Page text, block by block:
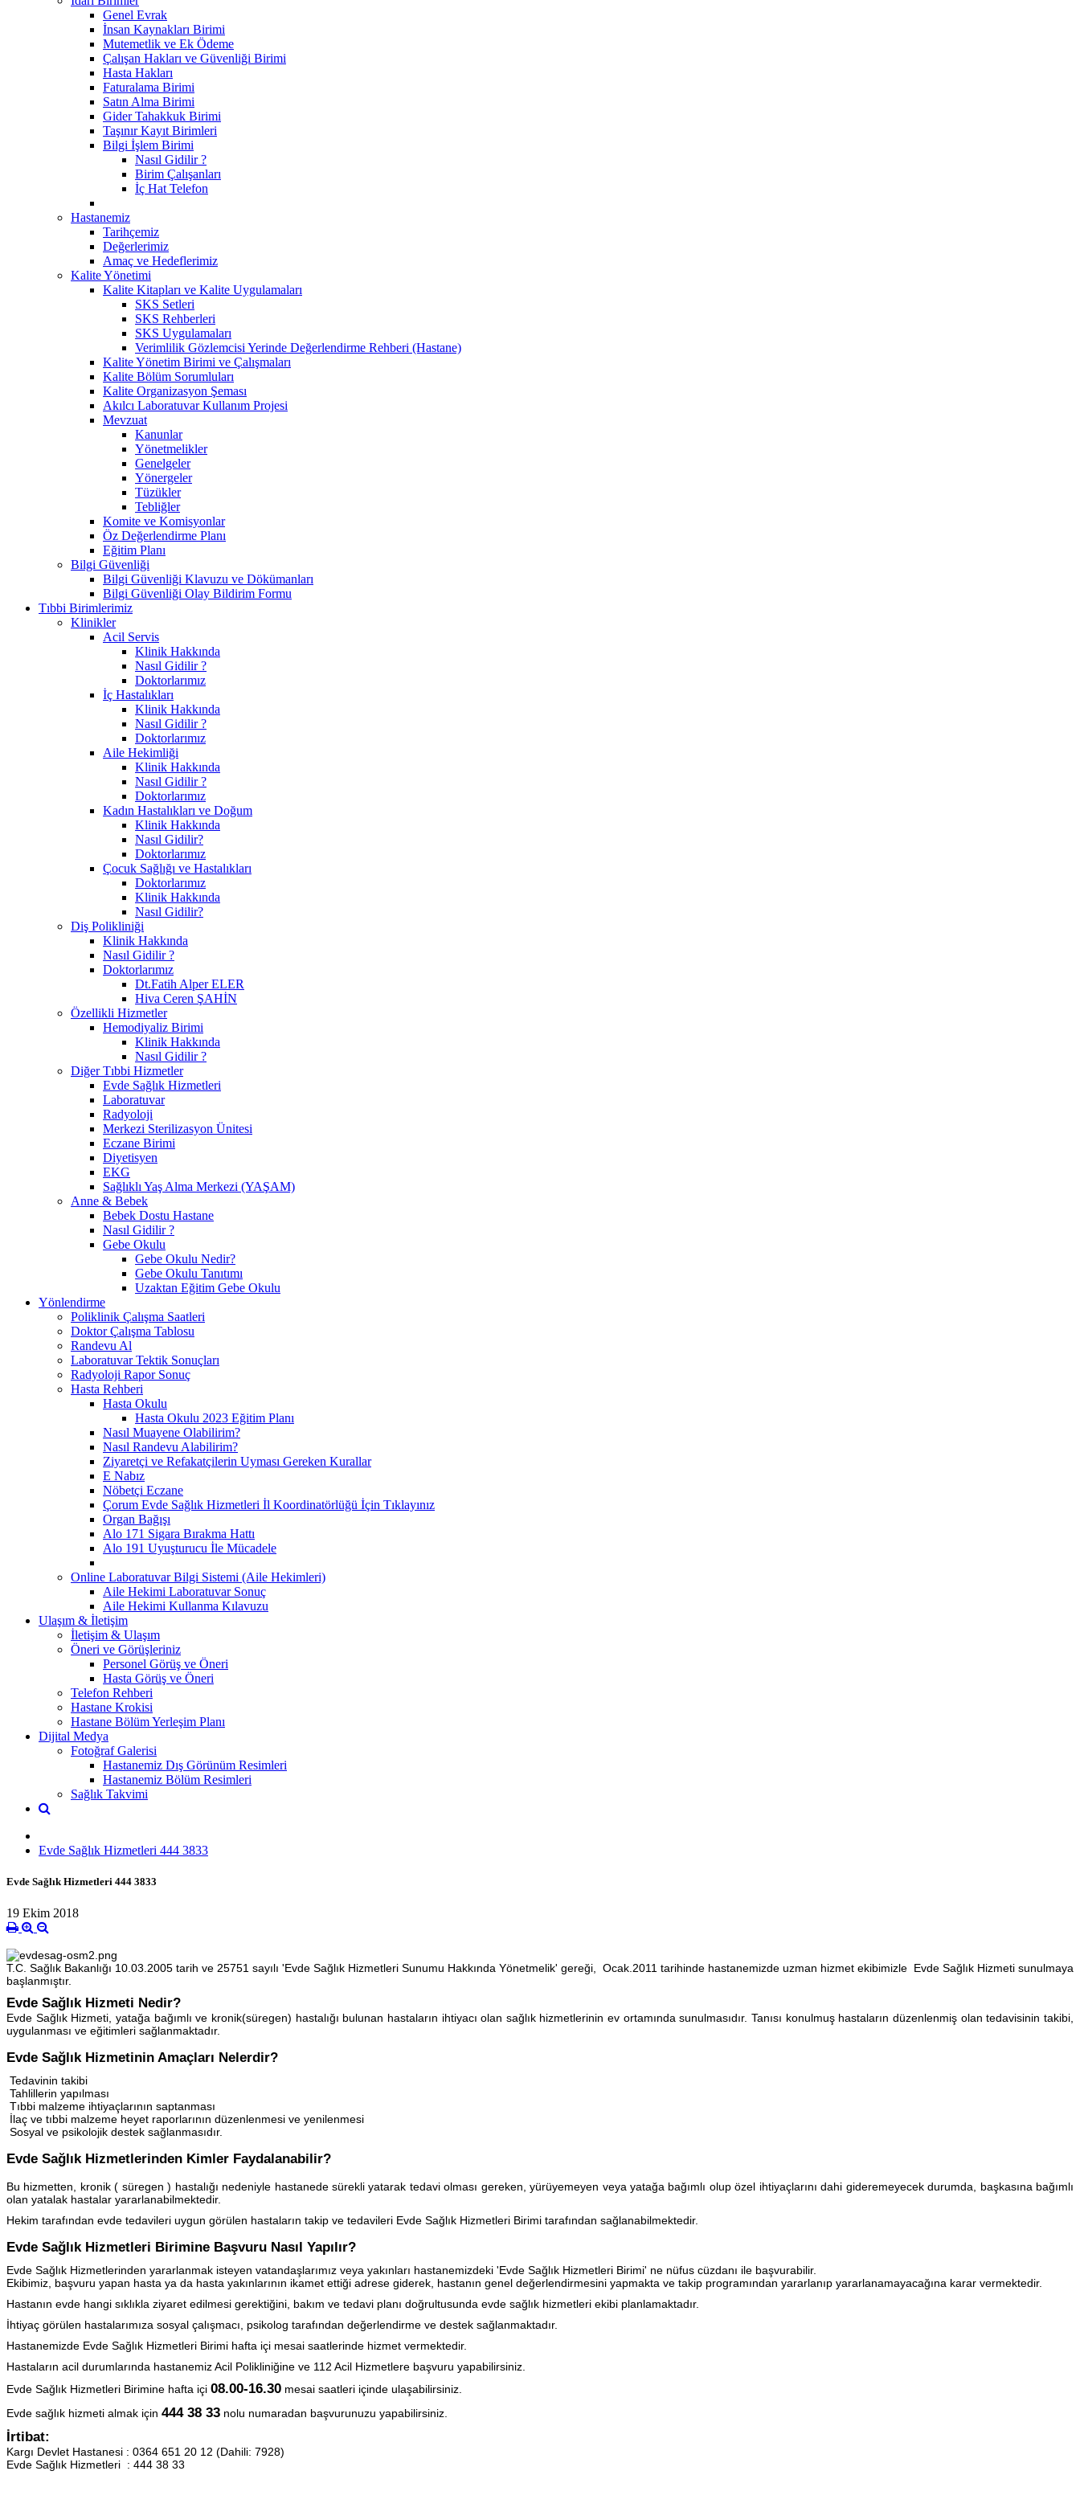
Genel Evrak
İnsan Kaynakları Birimi
Mutemetlik ve Ek Ödeme
Çalışan Hakları ve Güvenliği Birimi
Hasta Hakları
Faturalama Birimi
Satın Alma Birimi
Gider Tahakkuk Birimi
Taşınır Kayıt Birimleri
Bilgi İşlem Birimi
Nasıl Gidilir ?
Birim Çalışanları
İç Hat Telefon
Hastanemiz
Tarihçemiz
Değerlerimiz
Amaç ve Hedeflerimiz
Kalite Yönetimi
Kalite Kitapları ve Kalite Uygulamaları
SKS Setleri
SKS Rehberleri
SKS Uygulamaları
Verimlilik Gözlemcisi Yerinde Değerlendirme Rehberi (Hastane)
Kalite Yönetim Birimi ve Çalışmaları
Kalite Bölüm Sorumluları
Kalite Organizasyon Şeması
Akılcı Laboratuvar Kullanım Projesi
Mevzuat
Kanunlar
Yönetmelikler
Genelgeler
Yönergeler
Tüzükler
Tebliğler
Komite ve Komisyonlar
Öz Değerlendirme Planı
Eğitim Planı
Bilgi Güvenliği
Bilgi Güvenliği Klavuzu ve Dökümanları
Bilgi Güvenliği Olay Bildirim Formu
Tıbbi Birimlerimiz
Klinikler
Acil Servis
Klinik Hakkında
Nasıl Gidilir ?
Doktorlarımız
İç Hastalıkları
Klinik Hakkında
Nasıl Gidilir ?
Doktorlarımız
Aile Hekimliği
Klinik Hakkında
Nasıl Gidilir ?
Doktorlarımız
Kadın Hastalıkları ve Doğum
Klinik Hakkında
Nasıl Gidilir?
Doktorlarımız
Çocuk Sağlığı ve Hastalıkları
Doktorlarımız
Klinik Hakkında
Nasıl Gidilir?
Diş Polikliniği
Klinik Hakkında
Nasıl Gidilir ?
Doktorlarımız
Dt.Fatih Alper ELER
Hiva Ceren ŞAHİN
Özellikli Hizmetler
Hemodiyaliz Birimi
Klinik Hakkında
Nasıl Gidilir ?
Diğer Tıbbi Hizmetler
Evde Sağlık Hizmetleri
Laboratuvar
Radyoloji
Merkezi Sterilizasyon Ünitesi
Eczane Birimi
Diyetisyen
EKG
Sağlıklı Yaş Alma Merkezi (YAŞAM)
Anne & Bebek
Bebek Dostu Hastane
Nasıl Gidilir ?
Gebe Okulu
Gebe Okulu Nedir?
Gebe Okulu Tanıtımı
Uzaktan Eğitim Gebe Okulu
Yönlendirme
Poliklinik Çalışma Saatleri
Doktor Çalışma Tablosu
Randevu Al
Laboratuvar Tektik Sonuçları
Radyoloji Rapor Sonuç
Hasta Rehberi
Hasta Okulu
Hasta Okulu 2023 Eğitim Planı
Nasıl Muayene Olabilirim?
Nasıl Randevu Alabilirim?
Ziyaretçi ve Refakatçilerin Uyması Gereken Kurallar
E Nabız
Nöbetçi Eczane
Çorum Evde Sağlık Hizmetleri İl Koordinatörlüğü İçin Tıklayınız
Organ Bağışı
Alo 171 Sigara Bırakma Hattı
Alo 191 Uyuşturucu İle Mücadele
Online Laboratuvar Bilgi Sistemi (Aile Hekimleri)
Aile Hekimi Laboratuvar Sonuç
Aile Hekimi Kullanma Kılavuzu
Ulaşım & İletişim
İletişim & Ulaşım
Öneri ve Görüşleriniz
Personel Görüş ve Öneri
Hasta Görüş ve Öneri
Telefon Rehberi
Hastane Krokisi
Hastane Bölüm Yerleşim Planı
Dijital Medya
Fotoğraf Galerisi
Hastanemiz Dış Görünüm Resimleri
Hastanemiz Bölüm Resimleri
Sağlık Takvimi
Evde Sağlık Hizmetleri 444 3833
Evde Sağlık Hizmetleri 444 3833
19 Ekim 2018
T.C. Sağlık Bakanlığı 10.03.2005 tarih ve 25751 sayılı 'Evde Sağlık Hizmetleri Sunumu Hakkında Yönetmelik' gereği, Ocak.2011 tarihinde hastanemizde uzman hizmet ekibimizle Evde Sağlık Hizmeti sunulmaya
başlanmıştır.
Evde Sağlık Hizmeti Nedir?
Evde Sağlık Hizmeti, yatağa bağımlı ve kronik(süregen) hastalığı bulunan hastaların ihtiyacı olan sağlık hizmetlerinin ev ortamında sunulmasıdır. Tanısı konulmuş hastaların düzenlenmiş olan tedavisinin takibi,
uygulanması ve eğitimleri sağlanmaktadır.
Evde Sağlık Hizmetinin Amaçları Nelerdir?
Tedavinin takibi
Tahlillerin yapılması
Tıbbi malzeme ihtiyaçlarının saptanması
İlaç ve tıbbi malzeme heyet raporlarının düzenlenmesi ve yenilenmesi
Sosyal ve psikolojik destek sağlanmasıdır.
Evde Sağlık Hizmetlerinden Kimler Faydalanabilir?
Bu hizmetten, kronik ( süregen ) hastalığı nedeniyle hastanede sürekli yatarak tedavi olması gereken, yürüyemeyen veya yatağa bağımlı olup özel ihtiyaçlarını dahi gideremeyecek durumda, başkasına bağımlı
olan yatalak hastalar yararlanabilmektedir.
Hekim tarafından evde tedavileri uygun görülen hastaların takip ve tedavileri Evde Sağlık Hizmetleri Birimi tarafından sağlanabilmektedir.
Evde Sağlık Hizmetleri Birimine Başvuru Nasıl Yapılır?
Evde Sağlık Hizmetlerinden yararlanmak isteyen vatandaşlarımız veya yakınları hastanemizdeki 'Evde Sağlık Hizmetleri Birimi' ne nüfus cüzdanı ile başvurabilir.
Ekibimiz, başvuru yapan hasta ya da hasta yakınlarının ikamet ettiği adrese giderek, hastanın genel değerlendirmesini yapmakta ve takip programından yararlanıp yararlanamayacağına karar vermektedir.
Hastanın evde hangi sıklıkla ziyaret edilmesi gerektiğini, bakım ve tedavi planı doğrultusunda evde sağlık hizmetleri ekibi planlamaktadır.
İhtiyaç görülen hastalarımıza sosyal çalışmacı, psikolog tarafından değerlendirme ve destek sağlanmaktadır.
Hastanemizde Evde Sağlık Hizmetleri Birimi hafta içi mesai saatlerinde hizmet vermektedir.
Hastaların acil durumlarında hastanemiz Acil Polikliniğine ve 112 Acil Hizmetlere başvuru yapabilirsiniz.
Evde Sağlık Hizmetleri Birimine hafta içi 08.00-16.30 mesai saatleri içinde ulaşabilirsiniz.
Evde sağlık hizmeti almak için 444 38 33 nolu numaradan başvurunuzu yapabilirsiniz.
İrtibat:
Kargı Devlet Hastanesi : 0364 651 20 12 (Dahili: 7928)
Evde Sağlık Hizmetleri : 444 38 33